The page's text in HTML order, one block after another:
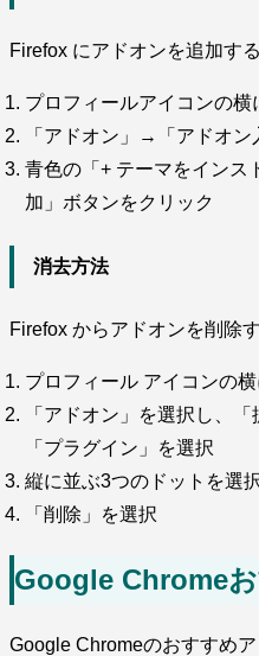
Firefox にアドオンを追加す
プロフィールアイコンの
「アドオン」→「アドオン
青色の「+ テーマをインス
加」ボタンをクリック
消去方法
Firefox からアドオンを削除
プロフィール アイコンの
「アドオン」を選択し、
「プラグイン」を選択
縦に並ぶ3つのドットを選
「削除」を選択
Google Chrome
Google Chromeのおすすめ